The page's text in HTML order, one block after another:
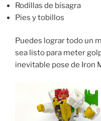
Rodillas de bisagra
Pies y tobillos
Puedes lograr todo un
sea listo para meter
inevitable pose de Iron